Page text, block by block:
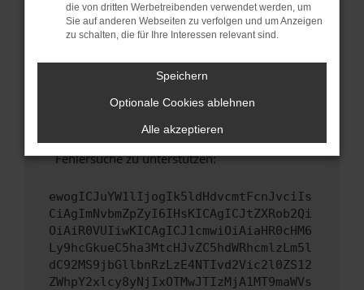
Sicherheitsrisiko, sondern kann auch dazu
führen, dass bestimmte Funktionen nicht mehr
unterstützt werden.
Wende dich an den Webseitenbetreiber.
Wenn du alle oben genannten Schritte versucht
hast, kontaktiere uns bitte. Wir werden
versuchen, das Problem zu beheben. Du kannst
uns diesen Text schicken, um uns bei der
Fehlersuche zu unterstützen:
ewogICJuYW1lIjogIk5ldHdvcmtFcnJvciIs
CiAgImNvbmZpZyI6IHsKICAgICJtZXRob2Qi
OiAiR0VUIiwKICAgICJ1cmwiOiAiaHR0cHM6
Ly9hcGkueC5ha3MtcHJvZC5hdWRhcmlzLm5l
dC92MS9jbGllbnRzLzE4NTIvd2Vic2l0ZS12
ZWhpY2xlcy8yNjIxOTMwJTIzMjA1MT9maWVs
die von dritten Werbetreibenden verwendet werden, um
Sie auf anderen Webseiten zu verfolgen und um Anzeigen
zu schalten, die für Ihre Interessen relevant sind.
Speichern
Optionale Cookies ablehnen
Alle akzeptieren